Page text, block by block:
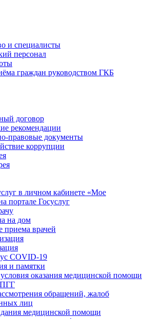
и специалисты
персонал
граждан руководством ГКБ
договор
рекомендации
правовые документы
коррупции
в личном кабинете «Мое
портале Госуслуг
на дом
приема врачей
COVID-19
и памятки
оказания медицинской помощи
обращений, жалоб
лиц
медицинской помощи